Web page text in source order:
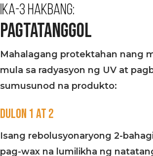
IKA-3 HAKBANG:
PAGTATANGGOL
Mahalagang protektahan nang
mula sa radyasyon ng UV at
sumusunod na produkto:
DULON 1 AT 2
Isang rebolusyonaryong 2-
pag-wax na lumilikha ng